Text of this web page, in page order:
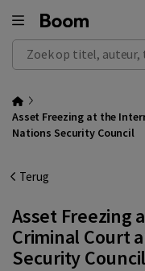
Zoek op titel, auteur,
Asset Freezing at the
Nations Security Council
Terug
Asset Freezing
Criminal Court
Security Council